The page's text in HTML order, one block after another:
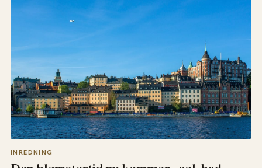
INREDNING